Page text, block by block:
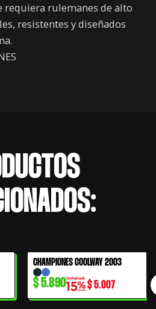
rulemanes de alto
resistentes y diseñados
CHAMPIONES COOLWAY 2003
$5.890 $5.007